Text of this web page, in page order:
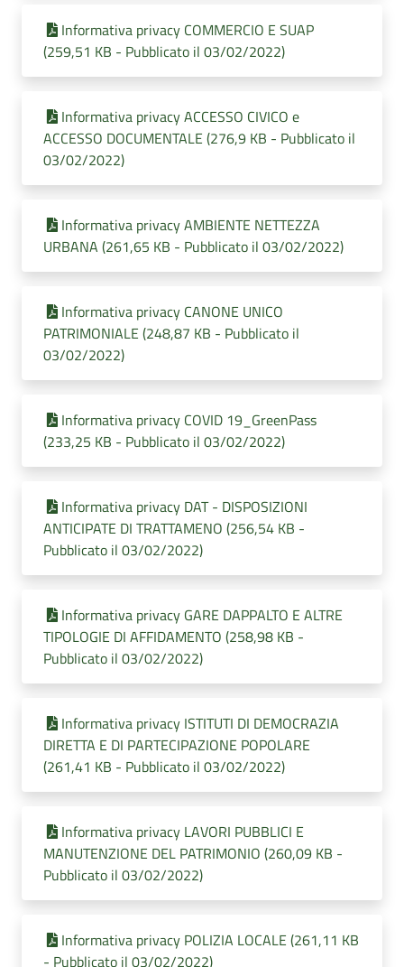
Informativa privacy COMMERCIO E SUAP
(259,51 KB - Pubblicato il 03/02/2022)
Informativa privacy ACCESSO CIVICO e
ACCESSO DOCUMENTALE (276,9 KB - Pubblicato il
03/02/2022)
Informativa privacy AMBIENTE NETTEZZA
URBANA (261,65 KB - Pubblicato il 03/02/2022)
Informativa privacy CANONE UNICO
PATRIMONIALE (248,87 KB - Pubblicato il
03/02/2022)
Informativa privacy COVID 19_GreenPass
(233,25 KB - Pubblicato il 03/02/2022)
Informativa privacy DAT - DISPOSIZIONI
ANTICIPATE DI TRATTAMENO (256,54 KB -
Pubblicato il 03/02/2022)
Informativa privacy GARE DAPPALTO E ALTRE
TIPOLOGIE DI AFFIDAMENTO (258,98 KB -
Pubblicato il 03/02/2022)
Informativa privacy ISTITUTI DI DEMOCRAZIA
DIRETTA E DI PARTECIPAZIONE POPOLARE
(261,41 KB - Pubblicato il 03/02/2022)
Informativa privacy LAVORI PUBBLICI E
MANUTENZIONE DEL PATRIMONIO (260,09 KB -
Pubblicato il 03/02/2022)
Informativa privacy POLIZIA LOCALE (261,11 KB
- Pubblicato il 03/02/2022)